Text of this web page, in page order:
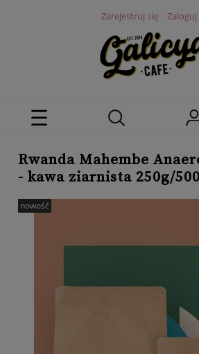
Zarejestruj się Zaloguj
Rwanda Mahembe
- kawa ziarnista 250g/
nowość